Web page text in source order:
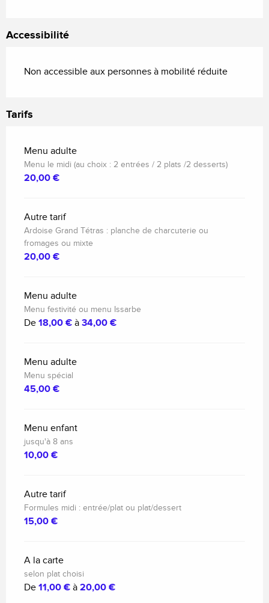
Accessibilité
Non accessible aux personnes à mobilité réduite
Tarifs
Menu adulte
Menu le midi (au choix : 2 entrées / 2 plats /2 desserts)
20,00 €
Autre tarif
Ardoise Grand Tétras : planche de charcuterie ou
fromages ou mixte
20,00 €
Menu adulte
Menu festivité ou menu Issarbe
De 18,00 € à 34,00 €
Menu adulte
Menu spécial
45,00 €
Menu enfant
jusqu'à 8 ans
10,00 €
Autre tarif
Formules midi : entrée/plat ou plat/dessert
15,00 €
A la carte
selon plat choisi
De 11,00 € à 20,00 €